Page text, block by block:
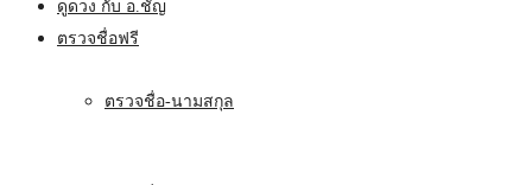
ดูดวง กับ อ.ชัญ
ตรวจชื่อฟรี
ตรวจชื่อ-นามสกุล